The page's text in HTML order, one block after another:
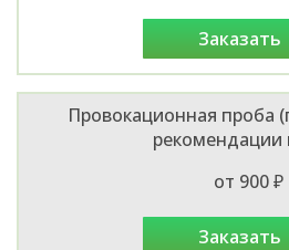
заказать
Провокационная проба
рекомендации
от 900 ₽
заказать